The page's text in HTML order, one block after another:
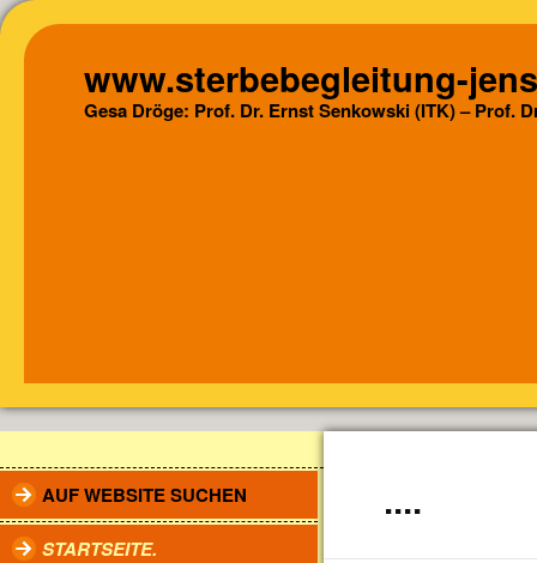
www.sterbebegleitung-
Gesa Dröge: Prof. Dr. Ernst Senkowski (ITK) – Prof.
AUF WEBSITE SUCHEN
STARTSEITE.
....